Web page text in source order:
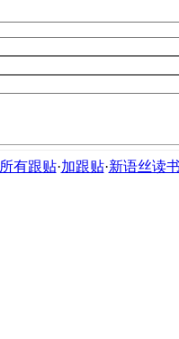
所有跟贴·加跟贴·新语丝读